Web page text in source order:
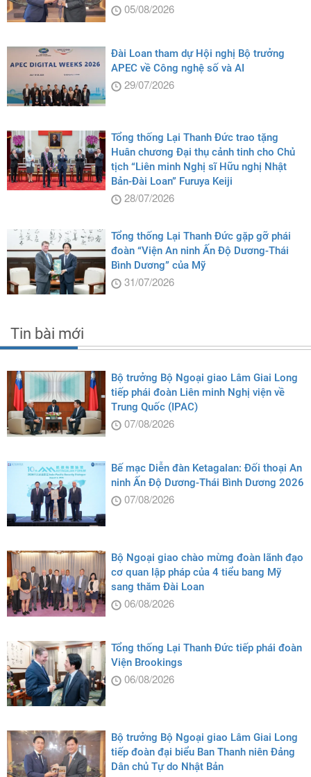
05/08/2026
Đài Loan tham dự Hội nghị Bộ trưởng
APEC về Công nghệ số và AI
29/07/2026
Tổng thống Lại Thanh Đức trao tặng
Huân chương Đại thụ cảnh tinh cho Chủ
tịch “Liên minh Nghị sĩ Hữu nghị Nhật
Bản-Đài Loan” Furuya Keiji
28/07/2026
Tổng thống Lại Thanh Đức gặp gỡ phái
đoàn “Viện An ninh Ấn Độ Dương-Thái
Bình Dương” của Mỹ
31/07/2026
Tin bài mới
Bộ trưởng Bộ Ngoại giao Lâm Giai Long
tiếp phái đoàn Liên minh Nghị viện về
Trung Quốc (IPAC)
07/08/2026
Bế mạc Diễn đàn Ketagalan: Đối thoại An
ninh Ấn Độ Dương-Thái Bình Dương 2026
07/08/2026
Bộ Ngoại giao chào mừng đoàn lãnh đạo
cơ quan lập pháp của 4 tiểu bang Mỹ
sang thăm Đài Loan
06/08/2026
Tổng thống Lại Thanh Đức tiếp phái đoàn
Viện Brookings
06/08/2026
Bộ trưởng Bộ Ngoại giao Lâm Giai Long
tiếp đoàn đại biểu Ban Thanh niên Đảng
Dân chủ Tự do Nhật Bản